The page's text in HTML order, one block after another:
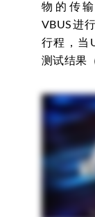
物的传
VBUS进
行程，当
测试结果